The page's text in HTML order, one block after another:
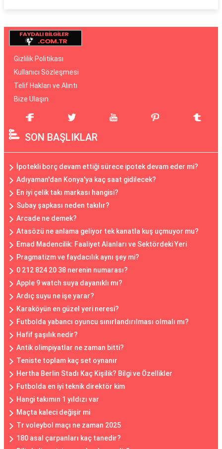
Gizlilik Politikası
Kullanıcı Sözleşmesi
Telif Hakları ve Alıntı
Bize Ulaşın
SON BAŞLIKLAR
İpotekli borç devam ettiği sürece ipotek devam eder mi?
Adıyaman'dan Konya'ya kaç saat gidilecek?
En iyi çelik takı markası hangisi?
Subay şapkası neden takılır?
Arcade ne demek?
Atasözü ne anlama geliyor tek kanatla kuş uçmuyor mu?
Emad Madencilik: Faaliyet Alanları ve Sektördeki Yeri
Pragmatizm ve faydacılık aynı şey mi?
0 212 824 20 38 nerenin numarası?
Apple 9 watch suya dayanıklı mı?
Ardıç suyu ne işe yarar?
Karaköyün en güzel yeri neresi?
Futbolda yabancı oyuncu sınırlandırılması olmalı mı?
Hafif şaşılık nedir?
Antik olimpiyatlar ne zaman bitti?
Teniste toplam kaç set oynanır
Hertha Berlin Stadı Kaç Kişilik? Bilgi ve Özellikler
Futbolda en iyi teknik direktör kim
Hangi takımın 1 yıldızı var
Maçta kaleci değişir mi
Tr voleybol maçı ne zaman 2025
180 asal çarpanları kaç tanedir?